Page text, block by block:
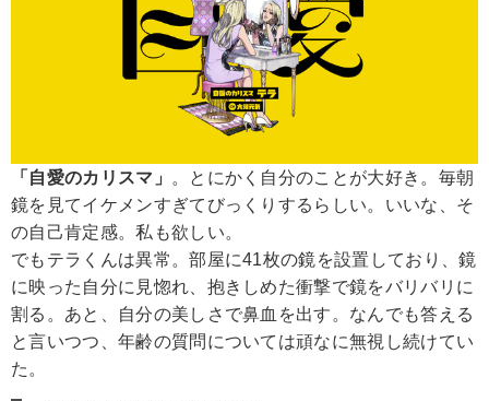
「自愛のカリスマ」
。とにかく自分のことが大好き。毎朝
鏡を見てイケメンすぎてびっくりするらしい。いいな、そ
の自己肯定感。私も欲しい。
でもテラくんは異常。部屋に41枚の鏡を設置しており、鏡
に映った自分に見惚れ、抱きしめた衝撃で鏡をバリバリに
割る。あと、自分の美しさで鼻血を出す。なんでも答える
と言いつつ、年齢の質問については頑なに無視し続けてい
た。